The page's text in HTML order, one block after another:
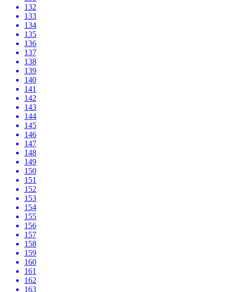
132
133
134
135
136
137
138
139
140
141
142
143
144
145
146
147
148
149
150
151
152
153
154
155
156
157
158
159
160
161
162
163